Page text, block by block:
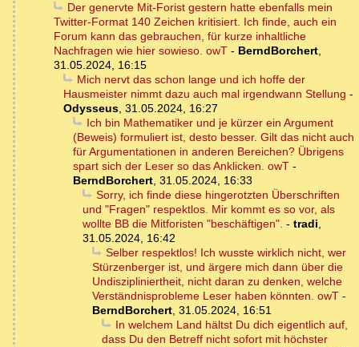
Der genervte Mit-Forist gestern hatte ebenfalls mein
Twitter-Format 140 Zeichen kritisiert. Ich finde, auch ein
Forum kann das gebrauchen, für kurze inhaltliche
Nachfragen wie hier sowieso. owT - BerndBorchert,
31.05.2024, 16:15
Mich nervt das schon lange und ich hoffe der
Hausmeister nimmt dazu auch mal irgendwann Stellung -
Odysseus, 31.05.2024, 16:27
Ich bin Mathematiker und je kürzer ein Argument
(Beweis) formuliert ist, desto besser. Gilt das nicht auch
für Argumentationen in anderen Bereichen? Übrigens
spart sich der Leser so das Anklicken. owT -
BerndBorchert, 31.05.2024, 16:33
Sorry, ich finde diese hingerotzten Überschriften
und "Fragen" respektlos. Mir kommt es so vor, als
wollte BB die Mitforisten "beschäftigen". - tradi,
31.05.2024, 16:42
Selber respektlos! Ich wusste wirklich nicht, wer
Stürzenberger ist, und ärgere mich dann über die
Undiszipliniertheit, nicht daran zu denken, welche
Verständnisprobleme Leser haben könnten. owT -
BerndBorchert, 31.05.2024, 16:51
In welchem Land hältst Du dich eigentlich auf,
dass Du den Betreff nicht sofort mit höchster